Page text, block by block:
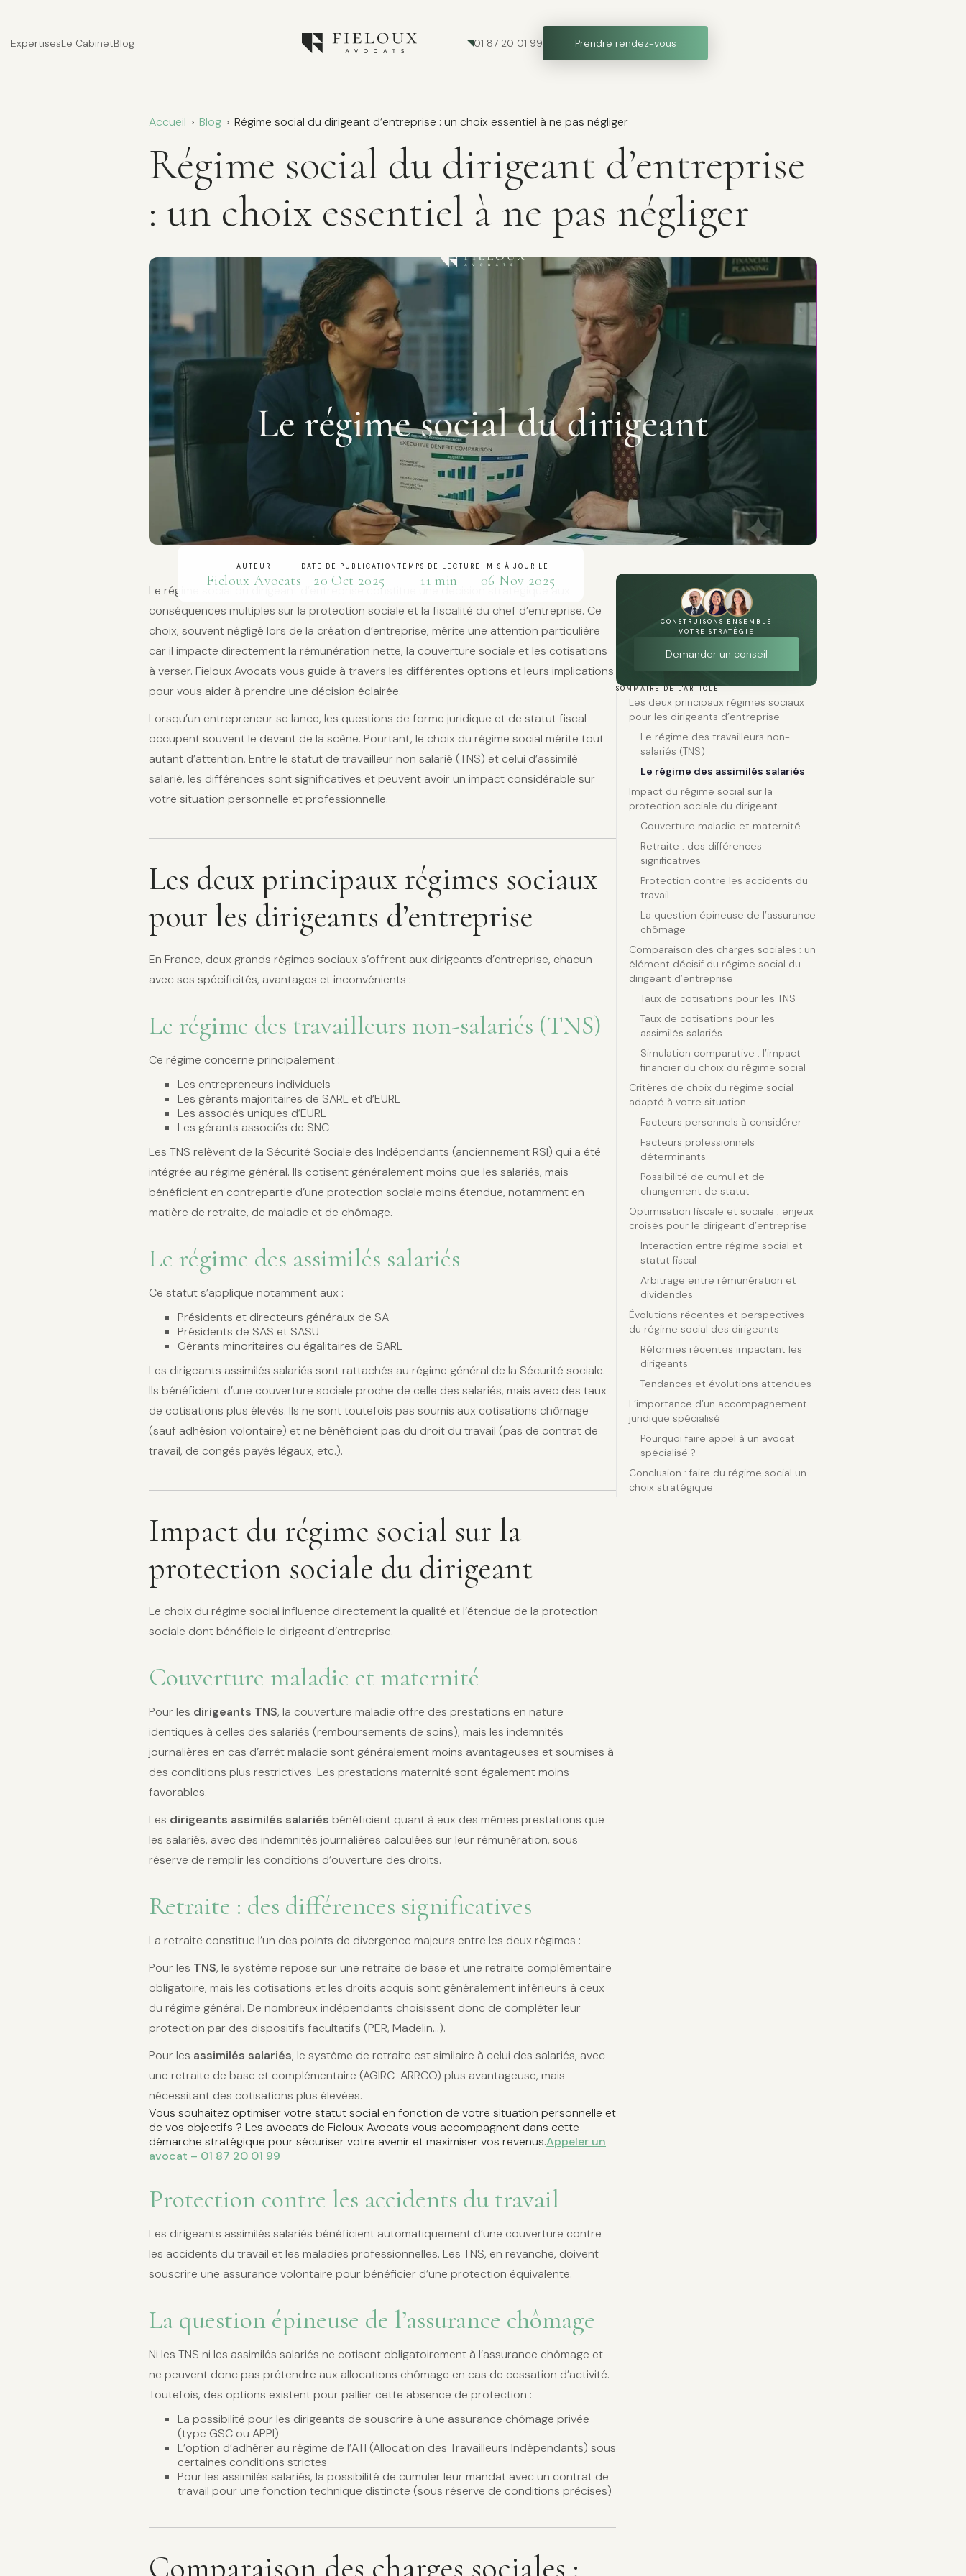
ExpertisesLe CabinetBlog 01 87 20 01 99 Prendre rendez-vous
Accueil > Blog > Régime social du dirigeant d’entreprise : un choix essentiel à ne pas négliger
Régime social du dirigeant d’entreprise
: un choix essentiel à ne pas négliger
AUTEUR
Fieloux Avocats
DATE DE PUBLICATION
20 Oct 2025
TEMPS DE LECTURE
11 min
MIS À JOUR LE
06 Nov 2025
Le régime social du dirigeant d’entreprise constitue une décision stratégique aux
conséquences multiples sur la protection sociale et la fiscalité du chef d’entreprise. Ce
choix, souvent négligé lors de la création d’entreprise, mérite une attention particulière
car il impacte directement la rémunération nette, la couverture sociale et les cotisations
à verser. Fieloux Avocats vous guide à travers les différentes options et leurs implications
pour vous aider à prendre une décision éclairée.
Lorsqu’un entrepreneur se lance, les questions de forme juridique et de statut fiscal
occupent souvent le devant de la scène. Pourtant, le choix du régime social mérite tout
autant d’attention. Entre le statut de travailleur non salarié (TNS) et celui d’assimilé
salarié, les différences sont significatives et peuvent avoir un impact considérable sur
votre situation personnelle et professionnelle.
Les deux principaux régimes sociaux
pour les dirigeants d’entreprise
En France, deux grands régimes sociaux s’offrent aux dirigeants d’entreprise, chacun
avec ses spécificités, avantages et inconvénients :
Le régime des travailleurs non-salariés (TNS)
Ce régime concerne principalement :
Les entrepreneurs individuels
Les gérants majoritaires de SARL et d’EURL
Les associés uniques d’EURL
Les gérants associés de SNC
Les TNS relèvent de la Sécurité Sociale des Indépendants (anciennement RSI) qui a été
intégrée au régime général. Ils cotisent généralement moins que les salariés, mais
bénéficient en contrepartie d’une protection sociale moins étendue, notamment en
matière de retraite, de maladie et de chômage.
Le régime des assimilés salariés
Ce statut s’applique notamment aux :
Présidents et directeurs généraux de SA
Présidents de SAS et SASU
Gérants minoritaires ou égalitaires de SARL
Les dirigeants assimilés salariés sont rattachés au régime général de la Sécurité sociale.
Ils bénéficient d’une couverture sociale proche de celle des salariés, mais avec des taux
de cotisations plus élevés. Ils ne sont toutefois pas soumis aux cotisations chômage
(sauf adhésion volontaire) et ne bénéficient pas du droit du travail (pas de contrat de
travail, de congés payés légaux, etc.).
Impact du régime social sur la
protection sociale du dirigeant
Le choix du régime social influence directement la qualité et l’étendue de la protection
sociale dont bénéficie le dirigeant d’entreprise.
Couverture maladie et maternité
Pour les dirigeants TNS, la couverture maladie offre des prestations en nature
identiques à celles des salariés (remboursements de soins), mais les indemnités
journalières en cas d’arrêt maladie sont généralement moins avantageuses et soumises à
des conditions plus restrictives. Les prestations maternité sont également moins
favorables.
Les dirigeants assimilés salariés bénéficient quant à eux des mêmes prestations que
les salariés, avec des indemnités journalières calculées sur leur rémunération, sous
réserve de remplir les conditions d’ouverture des droits.
Retraite : des différences significatives
La retraite constitue l’un des points de divergence majeurs entre les deux régimes :
Pour les TNS, le système repose sur une retraite de base et une retraite complémentaire
obligatoire, mais les cotisations et les droits acquis sont généralement inférieurs à ceux
du régime général. De nombreux indépendants choisissent donc de compléter leur
protection par des dispositifs facultatifs (PER, Madelin…).
Pour les assimilés salariés, le système de retraite est similaire à celui des salariés, avec
une retraite de base et complémentaire (AGIRC-ARRCO) plus avantageuse, mais
nécessitant des cotisations plus élevées.
Vous souhaitez optimiser votre statut social en fonction de votre situation personnelle et
de vos objectifs ? Les avocats de Fieloux Avocats vous accompagnent dans cette
démarche stratégique pour sécuriser votre avenir et maximiser vos revenus.Appeler un
avocat – 01 87 20 01 99
Protection contre les accidents du travail
Les dirigeants assimilés salariés bénéficient automatiquement d’une couverture contre
les accidents du travail et les maladies professionnelles. Les TNS, en revanche, doivent
souscrire une assurance volontaire pour bénéficier d’une protection équivalente.
La question épineuse de l’assurance chômage
Ni les TNS ni les assimilés salariés ne cotisent obligatoirement à l’assurance chômage et
ne peuvent donc pas prétendre aux allocations chômage en cas de cessation d’activité.
Toutefois, des options existent pour pallier cette absence de protection :
La possibilité pour les dirigeants de souscrire à une assurance chômage privée
(type GSC ou APPI)
L’option d’adhérer au régime de l’ATI (Allocation des Travailleurs Indépendants) sous
certaines conditions strictes
Pour les assimilés salariés, la possibilité de cumuler leur mandat avec un contrat de
travail pour une fonction technique distincte (sous réserve de conditions précises)
Comparaison des charges sociales :
CONSTRUISONS ENSEMBLE
VOTRE STRATÉGIE
Demander un conseil
SOMMAIRE DE L'ARTICLE
Les deux principaux régimes sociaux
pour les dirigeants d’entreprise
Le régime des travailleurs non-
salariés (TNS)
Le régime des assimilés salariés
Impact du régime social sur la
protection sociale du dirigeant
Couverture maladie et maternité
Retraite : des différences
significatives
Protection contre les accidents du
travail
La question épineuse de l’assurance
chômage
Comparaison des charges sociales : un
élément décisif du régime social du
dirigeant d’entreprise
Taux de cotisations pour les TNS
Taux de cotisations pour les
assimilés salariés
Simulation comparative : l’impact
financier du choix du régime social
Critères de choix du régime social
adapté à votre situation
Facteurs personnels à considérer
Facteurs professionnels
déterminants
Possibilité de cumul et de
changement de statut
Optimisation fiscale et sociale : enjeux
croisés pour le dirigeant d’entreprise
Interaction entre régime social et
statut fiscal
Arbitrage entre rémunération et
dividendes
Évolutions récentes et perspectives
du régime social des dirigeants
Réformes récentes impactant les
dirigeants
Tendances et évolutions attendues
L’importance d’un accompagnement
juridique spécialisé
Pourquoi faire appel à un avocat
spécialisé ?
Conclusion : faire du régime social un
choix stratégique